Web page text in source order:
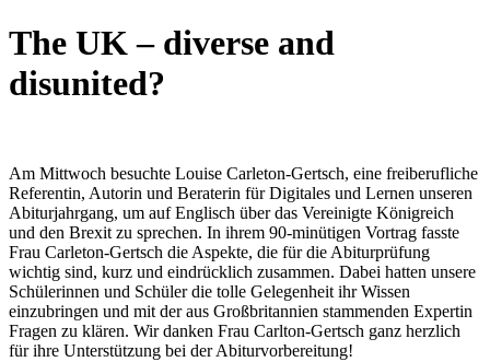
The UK – diverse and
disunited?
Am Mittwoch besuchte Louise Carleton-Gertsch, eine freiberufliche
Referentin, Autorin und Beraterin für Digitales und Lernen unseren
Abiturjahrgang, um auf Englisch über das Vereinigte Königreich
und den Brexit zu sprechen. In ihrem 90-minütigen Vortrag fasste
Frau Carleton-Gertsch die Aspekte, die für die Abiturprüfung
wichtig sind, kurz und eindrücklich zusammen. Dabei hatten unsere
Schülerinnen und Schüler die tolle Gelegenheit ihr Wissen
einzubringen und mit der aus Großbritannien stammenden Expertin
Fragen zu klären. Wir danken Frau Carlton-Gertsch ganz herzlich
für ihre Unterstützung bei der Abiturvorbereitung!